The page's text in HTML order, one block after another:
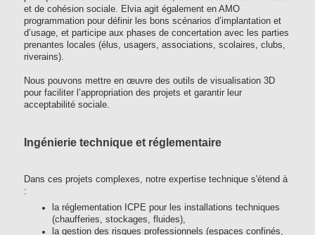
et de cohésion sociale. Elvia agit également en AMO
programmation pour définir les bons scénarios d’implantation et
d’usage, et participe aux phases de concertation avec les parties
prenantes locales (élus, usagers, associations, scolaires, clubs,
riverains).
Nous pouvons mettre en œuvre des outils de visualisation 3D
pour faciliter l’appropriation des projets et garantir leur
acceptabilité sociale.
Ingénierie technique et réglementaire
Dans ces projets complexes, notre expertise technique s'étend à
:
la réglementation ICPE pour les installations techniques
(chaufferies, stockages, fluides),
la gestion des risques professionnels (espaces confinés,